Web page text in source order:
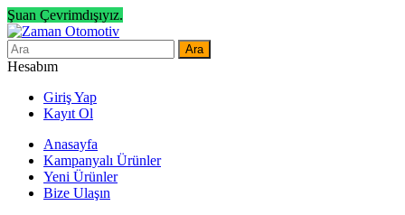
Şuan Çevrimdışıyız.
Ara
Hesabım
Giriş Yap
Kayıt Ol
Anasayfa
Kampanyalı Ürünler
Yeni Ürünler
Bize Ulaşın